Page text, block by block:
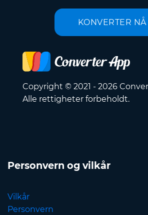
KONVERTER NÅ
Copyright © 2021 - 2026
Alle rettigheter forbeholdt.
Personvern og vilkår
Vilkår
Personvern